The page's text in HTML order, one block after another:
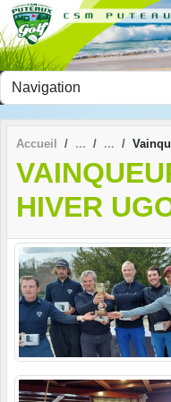
Accueil
HIVER
Panneau de gestion des